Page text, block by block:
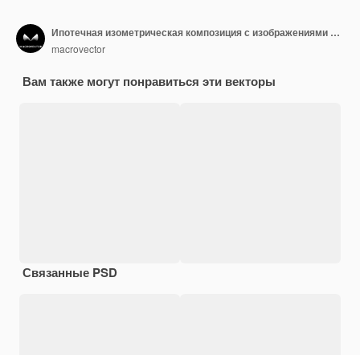
Ипотечная изометрическая композиция с изображениями калькулятора, пачки монет и квитанции с процентной векторной иллюстрацией
macrovector
Вам также могут понравиться эти векторы
Связанные PSD